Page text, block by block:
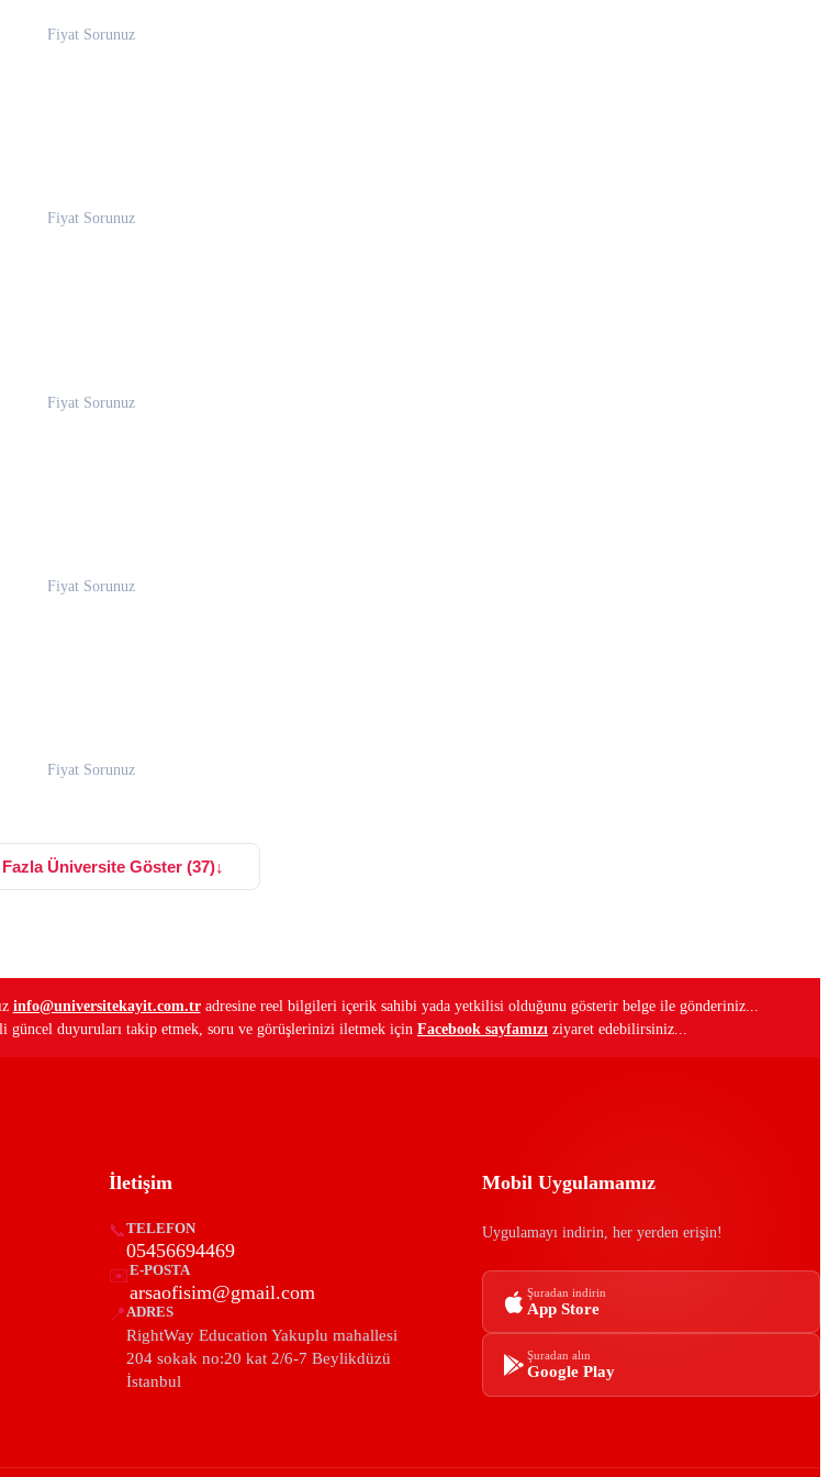
Fiyat Sorunuz
Fiyat Sorunuz
Fiyat Sorunuz
Fiyat Sorunuz
Fiyat Sorunuz
Fazla Üniversite Göster (37)↓
info@universitekayit.com.tradresine reel bilgileri içerik sahibi yada yetkilisi olduğunu gösterir belge ile gönderiniz...
duyuruları takip etmek, soru ve görüşlerinizi iletmek için Facebook sayfamızı ziyaret edebilirsiniz...
İletişim
📞TELEFON
05456694469
✉️E-POSTA
arsaofisim@gmail.com
📍ADRES
RightWay Education Yakuplu mahallesi
204 sokak no:20 kat 2/6-7 Beylikdüzü
İstanbul
Mobil Uygulamamız
Uygulamayı indirin, her yerden erişin!
Şuradan indirin
App Store
Şuradan alın
Google Play